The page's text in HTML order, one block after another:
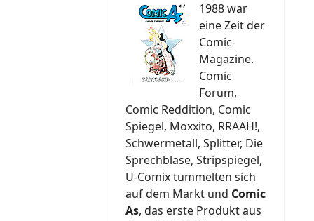
1988 war
eine Zeit der
Comic-
Magazine.
Comic
Forum,
Comic Reddition, Comic
Spiegel, Moxxito, RRAAH!,
Schwermetall, Splitter, Die
Sprechblase, Stripspiegel,
U-Comix tummelten sich
auf dem Markt und Comic
As, das erste Produkt aus